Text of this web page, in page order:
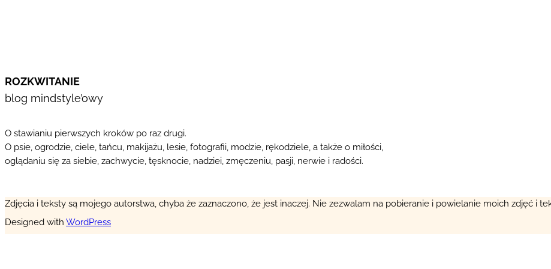
ROZKWITANIE
blog mindstyle’owy
O stawianiu pierwszych kroków po raz drugi.
O psie, ogrodzie, ciele, tańcu, makijażu, lesie, fotografii, modzie, rękodziele, a także o miłości,
oglądaniu się za siebie, zachwycie, tęsknocie, nadziei, zmęczeniu, pasji, nerwie i radości.
Zdjęcia i teksty są mojego autorstwa, chyba że zaznaczono, że jest inaczej. Nie zezwalam na pobieranie i powielanie moich zdjęć i
Designed with WordPress